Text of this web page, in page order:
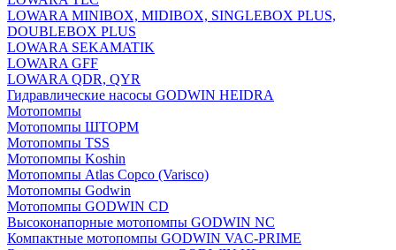
LOWARA MINIBOX, MIDIBOX, SINGLEBOX PLUS,
DOUBLEBOX PLUS
LOWARA SEKAMATIK
LOWARA GFF
LOWARA QDR, QYR
Гидравлические насосы GODWIN HEIDRA
Мотопомпы
Мотопомпы ШТОРМ
Мотопомпы TSS
Мотопомпы Koshin
Мотопомпы Atlas Copco (Varisco)
Мотопомпы Godwin
Мотопомпы GODWIN CD
Высоконапорные мотопомпы GODWIN NC
Компактные мотопомпы GODWIN VAC-PRIME